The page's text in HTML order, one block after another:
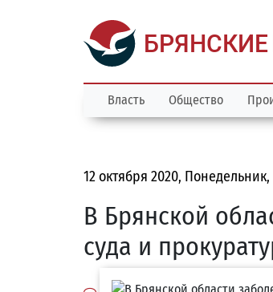
БРЯНСКИЕ
Власть Общество
12 октября 2020, Понедельник,
В Брянской
суда и